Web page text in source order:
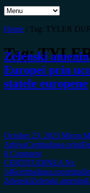
Home / Tag: TYLER
Tag:
Zelenski
Europei prin
statele europene
October 23, 2023 Miron
ArhivaCertitudinea print
0 Comment
CERTITUDINEA Nr.
146certitudinea.ro
ZelenskiZelenski